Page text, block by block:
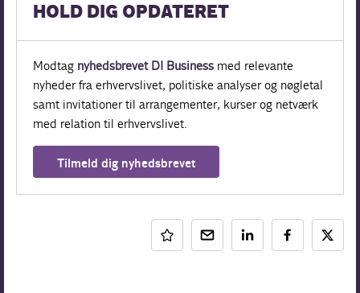
HOLD DIG OPDATERET
Modtag nyhedsbrevet DI Business med relevante
nyheder fra erhvervslivet, politiske analyser og nøgletal
samt invitationer til arrangementer, kurser og netværk
med relation til erhvervslivet.
Tilmeld dig nyhedsbrevet